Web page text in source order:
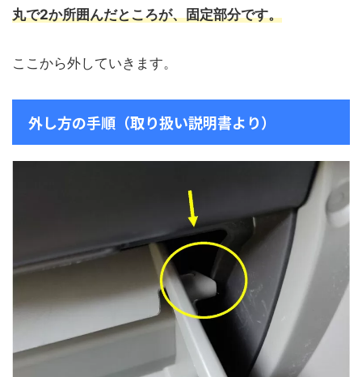
丸で2か所囲んだところが、固定部分です。
ここから外していきます。
外し方の手順（取り扱い説明書より）